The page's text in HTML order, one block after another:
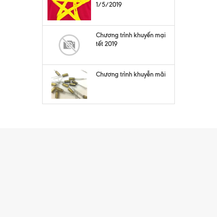
1/5/2019
Chương trình khuyến mại
tết 2019
Chương trình khuyễn mãi